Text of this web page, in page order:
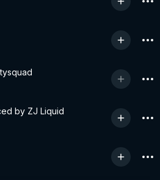
by ZJ Liquid